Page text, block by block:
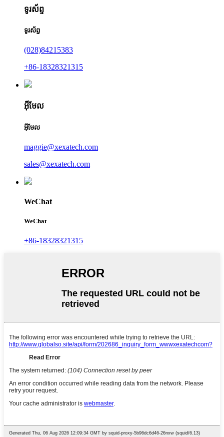
ទូរស័ព្ទ
ទូរស័ព្ទ
(028)84215383
+86-18328321315
អ៊ីមែល
អ៊ីមែល
maggie@xexatech.com
sales@xexatech.com
WeChat
WeChat
+86-18328321315